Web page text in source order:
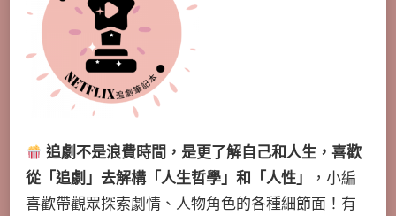
追劇不是浪費時間，是更了解自己和人生，喜歡
從「追劇」去解構「人生哲學」和「人性」
，小編
喜歡帶觀眾探索劇情、人物角色的各種細節面！有